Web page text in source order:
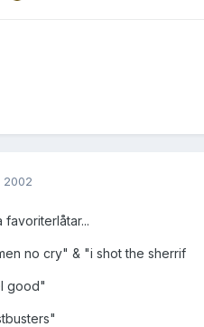
2002
favoriterlåtar...
no cry" & "i shot the sherrif
good"